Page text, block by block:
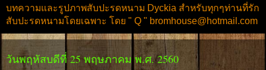
บทความและรูปภาพสับปะรดหนาม Dyckia สำหรับทุกๆท่านที่รัก
สับปะรดหนามโดยเฉพาะ โดย " Q " bromhouse@hotmail.com
วันพฤหัสบดีที่ 25 พฤษภาคม พ.ศ. 2560